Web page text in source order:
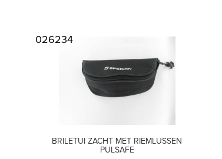
026234
BRILETUI ZACHT MET RIEMLUSSEN
PULSAFE